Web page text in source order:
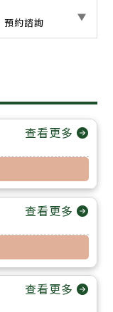
預約諮詢
查看更多
查看更多
查看更多